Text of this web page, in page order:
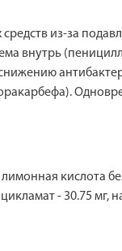
из-за
внутрь
кислота
- 30.75 мг,